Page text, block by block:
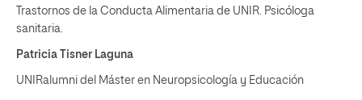
Trastornos de la Conducta Alimentaria de UNIR. Psicóloga
sanitaria.
Patricia Tisner Laguna
UNIRalumni del Máster en Neuropsicología y Educación